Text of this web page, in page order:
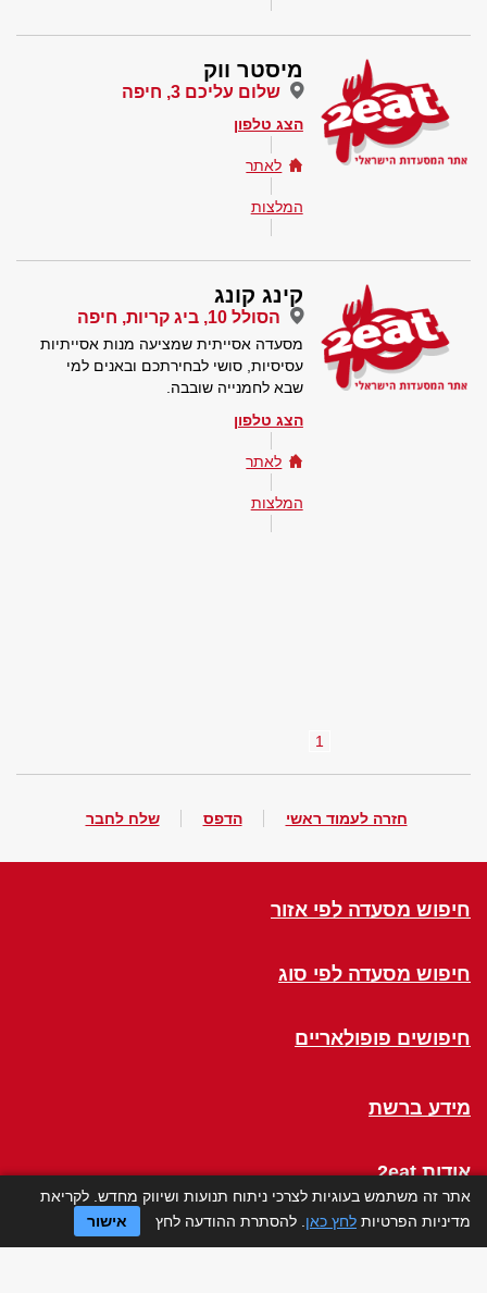
מיסטר ווק
שלום עליכם 3, חיפה
הצג טלפון
לאתר
המלצות
קינג קונג
הסולל 10, ביג קריות, חיפה
מסעדה אסייתית שמציעה מנות אסייתיות
עסיסיות, סושי לבחירתכם ובאנים למי
שבא לחמנייה שובבה.
הצג טלפון
לאתר
המלצות
1
חזרה לעמוד ראשי הדפס שלח לחבר
חיפוש מסעדה לפי אזור
חיפוש מסעדה לפי סוג
חיפושים פופולאריים
מידע ברשת
אודות 2eat
Click a Table
אתר זה משתמש בעוגיות לצרכי ניתוח תנועות ושיווק מחדש. לקריאת
מדיניות הפרטיות לחץ כאן . להסתרת ההודעה לחץ אישור